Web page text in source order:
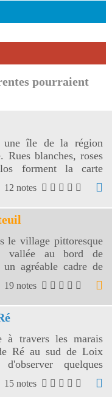
pourraient
île de la région
Rues blanches, roses
forment la carte
ré.
12 notes
le village pittoresque
vallée au bord de
agréable cadre de
les rues
vieilles maisons du
de Nanteuil.
19 notes
à travers les marais
Ré au sud de Loix
quelques
de voir de jolis
ou les marais.
15 notes